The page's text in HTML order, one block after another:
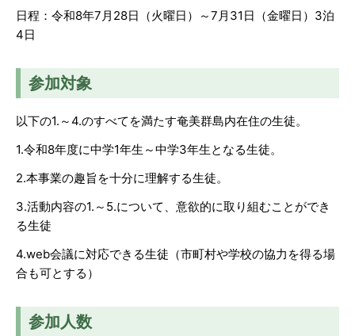
日程：令和8年7月28日（火曜日）～7月31日（金曜日）3泊
4日
参加対象
以下の1.～4.のすべてを満たす奄美群島内在住の生徒。
1.令和8年度に中学1年生～中学3年生となる生徒。
2.本事業の趣旨を十分に理解する生徒。
3.活動内容の1.～5.について、意欲的に取り組むことができ
る生徒
4.web会議に対応できる生徒（市町村や学校の協力を得る場
合も可とする）
参加人数